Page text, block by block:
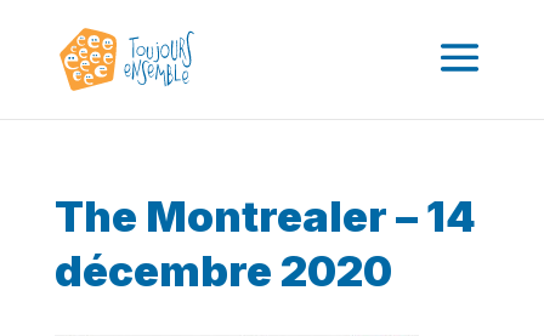
The Montrealer – 14
décembre 2020